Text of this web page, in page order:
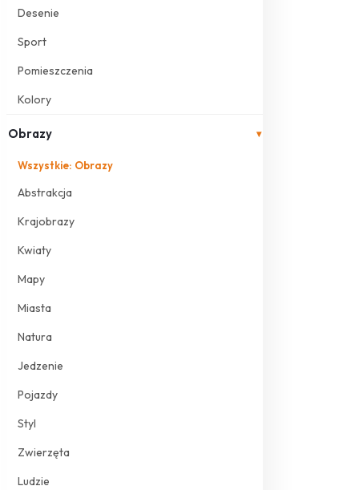
Desenie
Sport
Pomieszczenia
Kolory
Obrazy ▾
Wszystkie: Obrazy
Abstrakcja
Krajobrazy
Kwiaty
Mapy
Miasta
Natura
Jedzenie
Pojazdy
Styl
Zwierzęta
Ludzie